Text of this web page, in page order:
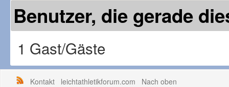
Benutzer, die gerade
1 Gast/Gäste
Kontakt leichtathletikforum.com
Nach oben